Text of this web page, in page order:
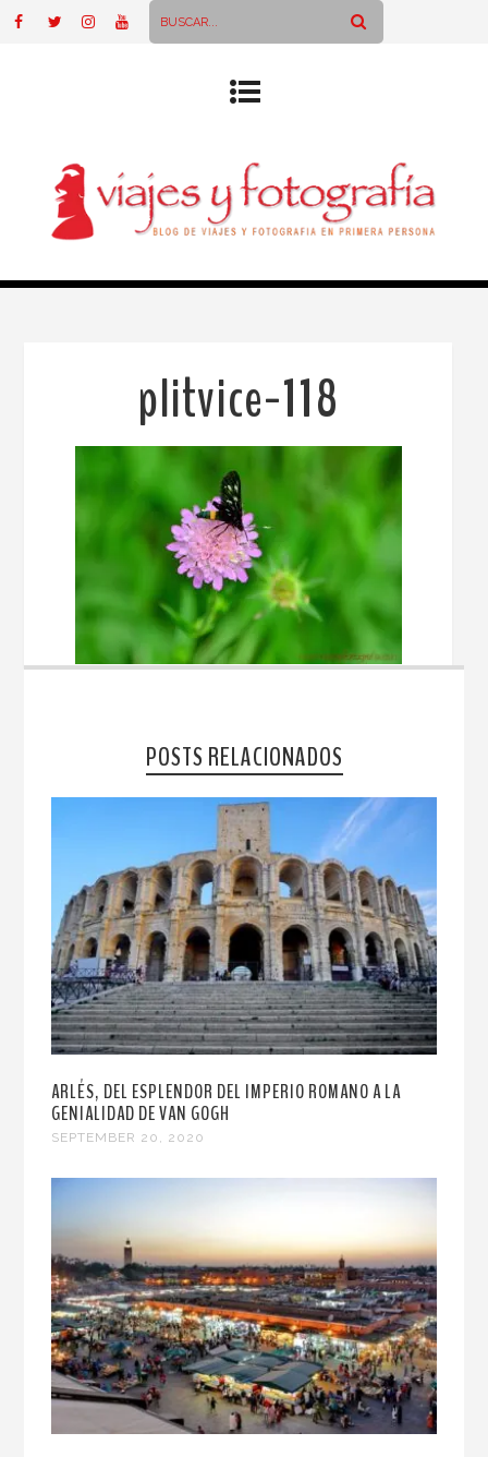
plitvice-118
POSTS RELACIONADOS
ARLÉS, DEL ESPLENDOR DEL IMPERIO ROMANO A LA
GENIALIDAD DE VAN GOGH
SEPTEMBER 20, 2020